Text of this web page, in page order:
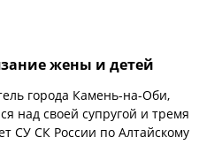
жены и детей
города Камень-на-Оби,
над своей супругой и тремя
СУ СК России по Алтайскому